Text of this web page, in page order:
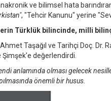
ve bilimsel hata
, "Tehcir Kanunu" yerine
Türklük bilincinde, milli
Taşağıl ve Tarihçi Doç. Dr.
Şimşek'e değerlendirdi.
anlamında olması gelecek
önemli bir husus.